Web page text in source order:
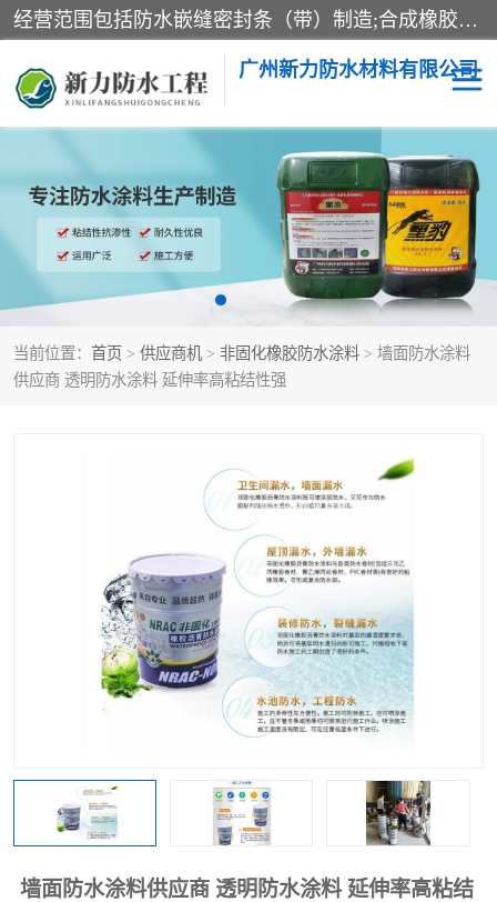
经营范围包括防水嵌缝密封条（带）制造;合成橡胶制造（监控化学品、危险化学品除外）;沥青混合物制造;防水胶粘带制造;其他合成材料制造（监控化学品、危险化学品除外）;涂料制造（监控化学品、危险化学品除外）;建筑结构防水补漏;防水建筑材料制造;粘合剂制造（监控化学品、危险化学品除外）;涂料零售;广州新力防水材料有限公司具有1处分支机构。
广州新力防水材料有限公司
当前位置： 首页 > 供应商机 > 非固化橡胶防水涂料 > 墙面防水涂料
供应商 透明防水涂料 延伸率高粘结性强
墙面防水涂料供应商 透明防水涂料 延伸率高粘结
黑豹防水胶 建筑108胶水
乳化沥青防水涂料 自粘卷材
非固化橡胶防水涂料